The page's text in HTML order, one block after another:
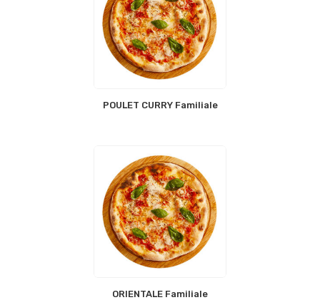
POULET CURRY Familiale
ORIENTALE Familiale